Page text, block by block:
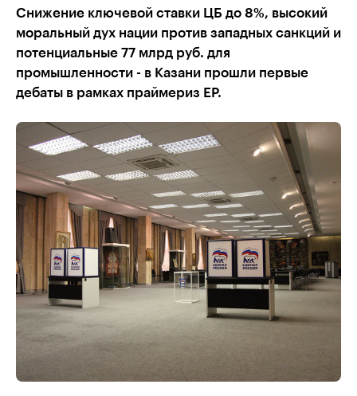
Снижение ключевой ставки ЦБ до 8%, высокий
моральный дух нации против западных санкций и
потенциальные 77 млрд руб. для
промышленности - в Казани прошли первые
дебаты в рамках праймериз ЕР.